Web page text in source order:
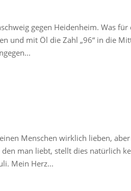
gegen Heidenheim. Was
und mit Öl die Zahl „96“ in die
Menschen wirklich lieben,
man liebt, stellt dies natürlich
Mein Herz...